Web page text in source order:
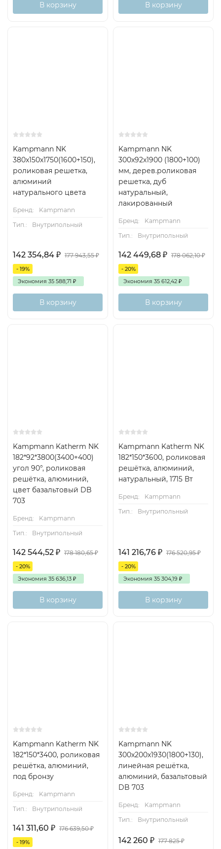
В корзину В корзину
Kampmann NK
380x150x1750(1600+150),
роликовая решетка,
алюминий
натурального цвета
Бренд:
Kampmann
Тип.:
Внутрипольный
142 354,84 ₽ 177 943,55₽
- 19%
Экономия 35 588,71 ₽
В корзину
Kampmann NK
300x92x1900 (1800+100)
мм, дерев.роликовая
решетка, дуб
натуральный,
лакированный
Бренд:
Kampmann
Тип.:
Внутрипольный
142 449,68 ₽ 178 062,10₽
- 20%
Экономия 35 612,42 ₽
В корзину
Kampmann Katherm NK
182*92*3800(3400+400)
угол 90°, роликовая
решётка, алюминий,
цвет базальтовый DB
703
Бренд:
Kampmann
Тип.:
Внутрипольный
142 544,52 ₽ 178 180,65₽
- 20%
Экономия 35 636,13 ₽
В корзину
Kampmann Katherm NK
182*150*3600, роликовая
решётка, алюминий,
натуральный, 1715 Вт
Бренд:
Kampmann
Тип.:
Внутрипольный
141 216,76 ₽ 176 520,95₽
- 20%
Экономия 35 304,19 ₽
В корзину
Kampmann Katherm NK
182*150*3400, роликовая
решётка, алюминий,
под бронзу
Бренд:
Kampmann
Тип.:
Внутрипольный
141 311,60 ₽ 176 639,50₽
- 19%
Kampmann NK
300x200x1930(1800+130),
линейная решётка,
алюминий, базальтовый
DB 703
Бренд:
Kampmann
Тип.:
Внутрипольный
142 260 ₽ 177 825₽